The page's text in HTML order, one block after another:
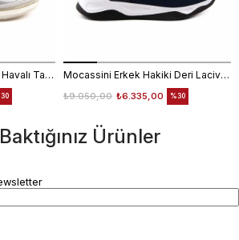
Mocassini Erkek Tekstil Havalı Taban Beyaz Spor & Sneaker Ayakkabı Mocassini Erkek Hakiki Deri Lacivert Spor & Sneaker Ayakkabı
₺6.335,00
₺9.050,00 %30
Ürünler